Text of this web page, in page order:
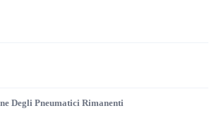
Degli Pneumatici Rimanenti